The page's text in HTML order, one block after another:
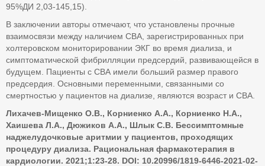
95%ДИ 2,03-145,15).
В заключении авторы отмечают, что установлены прочные
взаимосвязи между наличием СВА, зарегистрированных при
холтеровском мониторировании ЭКГ во время диализа, и
симптоматической фибрилляции предсердий, развивающейся в
будущем. Пациенты с СВА имели больший размер правого
предсердия. Основными переменными, связанными со
смертностью у пациентов на диализе, являются возраст и СВА.
Лихачев-Мищенко О.В., Корниенко А.А., Корниенко Н.А.,
Хаишева Л.А., Дюжиков А.А., Шлык С.В. Бессимптомные
наджелудочковые аритмии у пациентов, проходящих
процедуру диализа. Рациональная фармакотерапия в
кардиологии. 2021;1:23-28. DOI: 10.20996/1819-6446-2021-02-